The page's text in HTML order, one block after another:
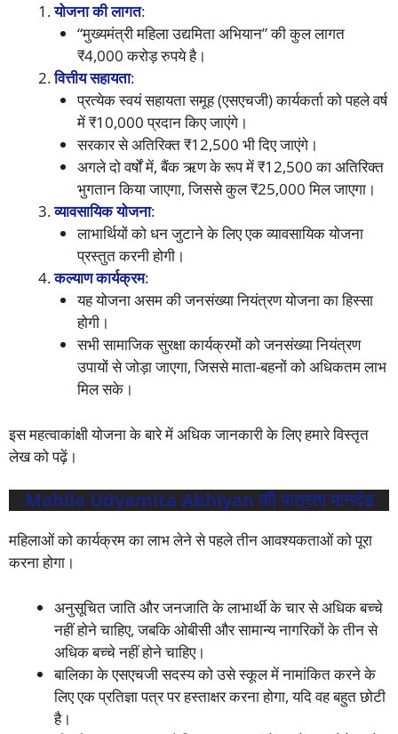
योजना की लागत:
“मुख्यमंत्री महिला उद्यमिता अभियान” की कुल लागत
₹4,000 करोड़ रुपये है।
वित्तीय सहायता:
प्रत्येक स्वयं सहायता समूह (एसएचजी) कार्यकर्ता को पहले वर्ष
में ₹10,000 प्रदान किए जाएंगे।
सरकार से अतिरिक्त ₹12,500 भी दिए जाएंगे।
अगले दो वर्षों में, बैंक ऋण के रूप में ₹12,500 का अतिरिक्त
भुगतान किया जाएगा, जिससे कुल ₹25,000 मिल जाएगा।
व्यावसायिक योजना:
लाभार्थियों को धन जुटाने के लिए एक व्यावसायिक योजना
प्रस्तुत करनी होगी।
कल्याण कार्यक्रम:
यह योजना असम की जनसंख्या नियंत्रण योजना का हिस्सा
होगी।
सभी सामाजिक सुरक्षा कार्यक्रमों को जनसंख्या नियंत्रण
उपायों से जोड़ा जाएगा, जिससे माता-बहनों को अधिकतम लाभ
मिल सके।
इस महत्वाकांक्षी योजना के बारे में अधिक जानकारी के लिए हमारे विस्तृत
लेख को पढ़ें।
Mahila Udyamita Abhiyan की पात्रता मानदंड
महिलाओं को कार्यक्रम का लाभ लेने से पहले तीन आवश्यकताओं को पूरा
करना होगा।
अनुसूचित जाति और जनजाति के लाभार्थी के चार से अधिक बच्चे
नहीं होने चाहिए, जबकि ओबीसी और सामान्य नागरिकों के तीन से
अधिक बच्चे नहीं होने चाहिए।
बालिका के एसएचजी सदस्य को उसे स्कूल में नामांकित करने के
लिए एक प्रतिज्ञा पत्र पर हस्ताक्षर करना होगा, यदि वह बहुत छोटी
है।